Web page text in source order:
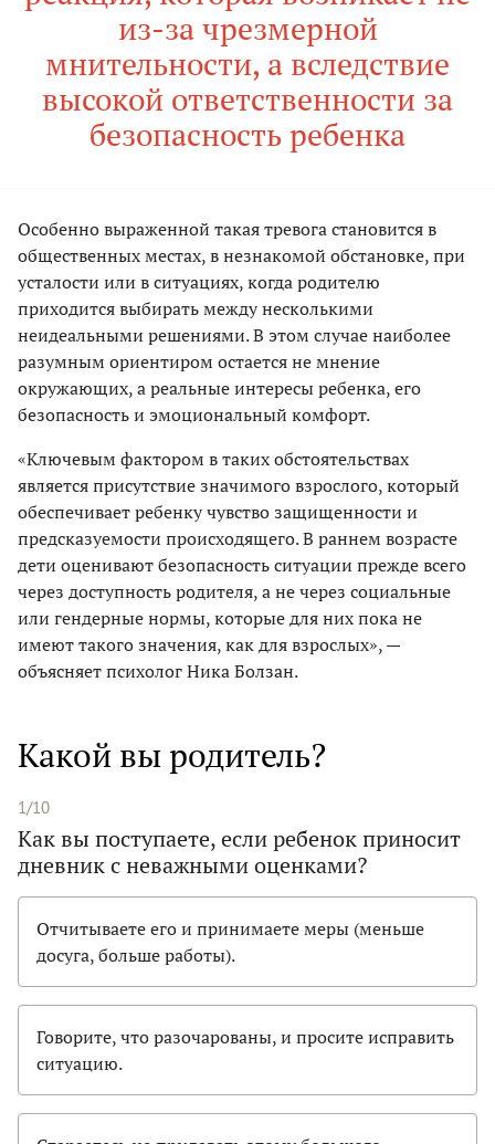
из-за чрезмерной
мнительности, а вследствие
высокой ответственности за
безопасность ребенка
Особенно выраженной такая тревога становится в
общественных местах, в незнакомой обстановке, при
усталости или в ситуациях, когда родителю
приходится выбирать между несколькими
неидеальными решениями. В этом случае наиболее
разумным ориентиром остается не мнение
окружающих, а реальные интересы ребенка, его
безопасность и эмоциональный комфорт.
«Ключевым фактором в таких обстоятельствах
является присутствие значимого взрослого, который
обеспечивает ребенку чувство защищенности и
предсказуемости происходящего. В раннем возрасте
дети оценивают безопасность ситуации прежде всего
через доступность родителя, а не через социальные
или гендерные нормы, которые для них пока не
имеют такого значения, как для взрослых», —
объясняет психолог Ника Болзан.
Какой вы родитель?
1/10
Как вы поступаете, если ребенок приносит
дневник с неважными оценками?
Отчитываете его и принимаете меры (меньше
досуга, больше работы).
Говорите, что разочарованы, и просите исправить
ситуацию.